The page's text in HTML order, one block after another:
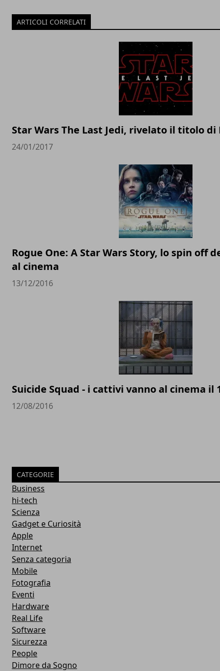
ARTICOLI CORRELATI
Star Wars The Last Jedi, rivelato il titolo di
24/01/2017
Rogue One: A Star Wars Story, lo spin off
al cinema
13/12/2016
Suicide Squad - i cattivi vanno al cinema il
12/08/2016
CATEGORIE
Business
hi-tech
Scienza
Gadget e Curiosità
Apple
Internet
Senza categoria
Mobile
Fotografia
Eventi
Hardware
Real Life
Software
Sicurezza
People
Dimore da Sogno